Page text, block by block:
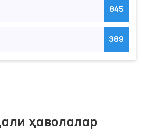
845
389
ҳаволалар